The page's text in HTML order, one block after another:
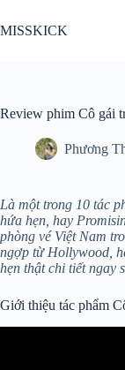
đến
phần
MISSKICK
Review phim Cô gái
Phương
Là một trong 10 tác
hứa hẹn, hay
phòng vé Việt Nam
ngợp từ Hollywood,
hẹn thật chi tiết ngay
Giới thiệu tác phẩm